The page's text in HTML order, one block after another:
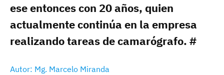
ese entonces con 20 años, quien
actualmente continúa en la empresa
realizando tareas de camarógrafo. #
Autor: Mg. Marcelo Miranda